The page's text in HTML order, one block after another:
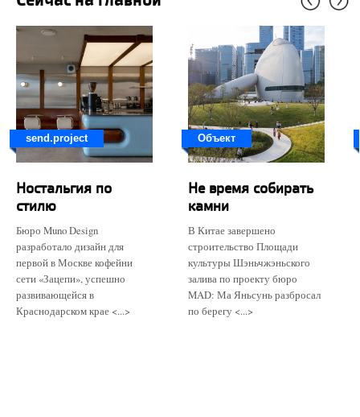
send.project
Ностальгия по
стилю
Бюро Muno Design
разработало дизайн для
первой в Москве кофейни
сети «Зацепи», успешно
развивающейся в
Краснодарском крае <...>
Объект
Не время собирать
камни
В Китае завершено
строительство Площади
культуры Шэньчжэньского
залива по проекту бюро
MAD: Ма Яньсунь разбросал
по берегу <...>